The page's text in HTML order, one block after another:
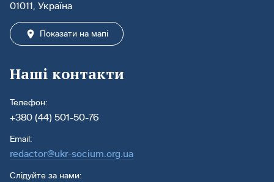
01011, Україна
Показати на мапі
Наші контакти
Телефон:
+380 (44) 501-50-76
Email:
redactor@ukr-socium.org.ua
Слідуйте за нами: